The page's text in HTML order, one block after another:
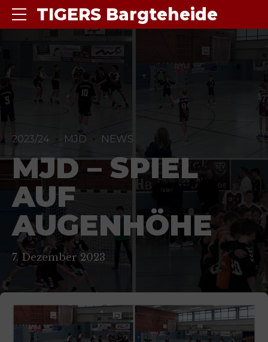
TIGERS Bargteheide
2023/24 MJD NEWS
MJD – SPIEL
AUF
AUGENHÖHE
7. Dezember 2023